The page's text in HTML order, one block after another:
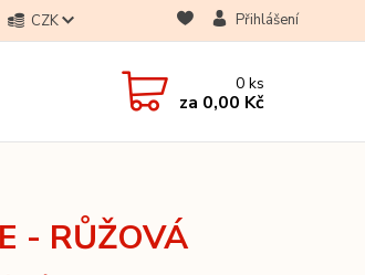
CZK Přihlášení
0ks
za 0,00 Kč
- RŮŽOVÁ